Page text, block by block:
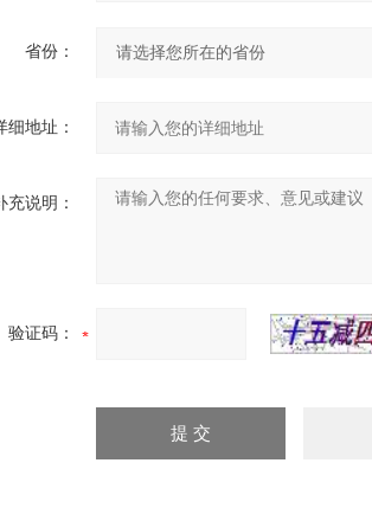
省份：
细地址：
充说明：
验证码：